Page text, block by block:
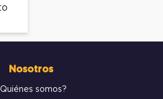
Nosotros
somos?